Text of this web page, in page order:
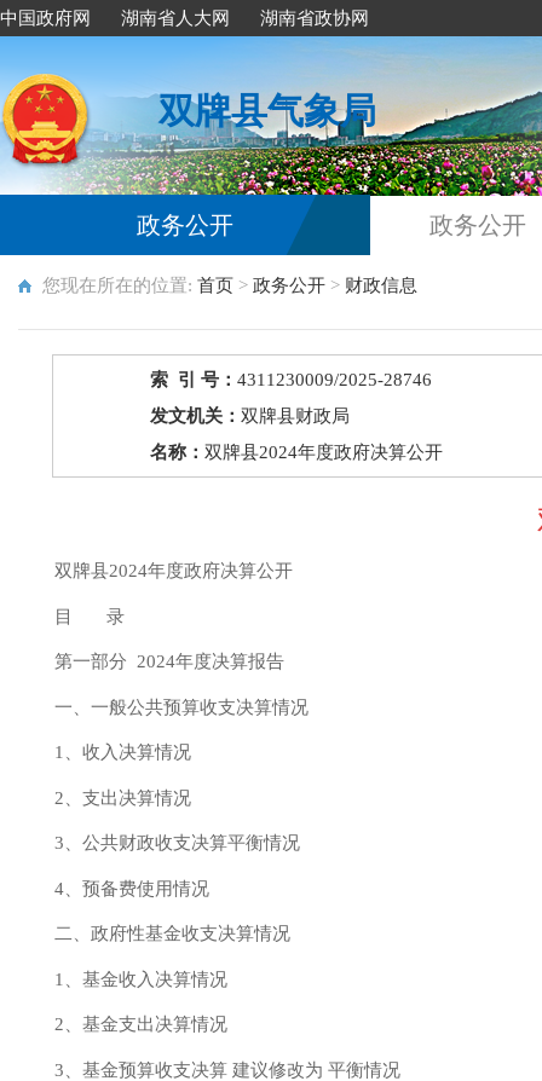
中国政府网 湖南省人大网 湖南省政协网
双牌县气象局
政务公开 政务公开
您现在所在的位置: 首页 > 政务公开 > 财政信息
索 引 号：4311230009/2025-28746
发文机关：双牌县财政局
名称：双牌县2024年度政府决算公开
双牌县2024年度政府决算公开
目 录
第一部分 2024年度决算报告
一、一般公共预算收支决算情况
1、收入决算情况
2、支出决算情况
3、公共财政收支决算平衡情况
4、预备费使用情况
二、政府性基金收支决算情况
1、基金收入决算情况
2、基金支出决算情况
3、基金预算收支决算 建议修改为 平衡情况